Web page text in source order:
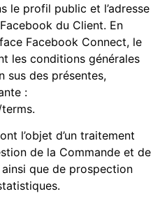
le profil public et l’adresse
du Client. En
Facebook Connect, le
les conditions générales
sus des présentes,
:
l’objet d’un traitement
de la Commande et de
ainsi que de prospection